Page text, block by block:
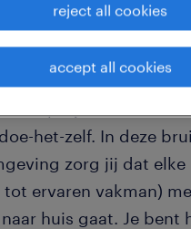
kom je
het-zelf. In deze
zorg jij dat elke
ervaren vakman)
huis gaat. Je bent
reject all cookies
accept all cookies